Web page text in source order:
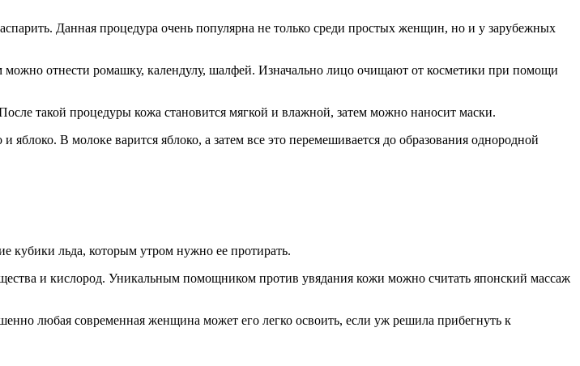
Данная процедура очень популярна не только среди простых женщин, но и у зарубежных
отнести ромашку, календулу, шалфей. Изначально лицо очищают от косметики при помощи
такой процедуры кожа становится мягкой и влажной, затем можно наносит маски.
В молоке варится яблоко, а затем все это перемешивается до образования однородной
кубики льда, которым утром нужно ее протирать.
и кислород. Уникальным помощником против увядания кожи можно считать японский массаж
любая современная женщина может его легко освоить, если уж решила прибегнуть к